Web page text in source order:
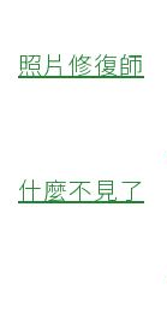
照片修復師
什麼不見了